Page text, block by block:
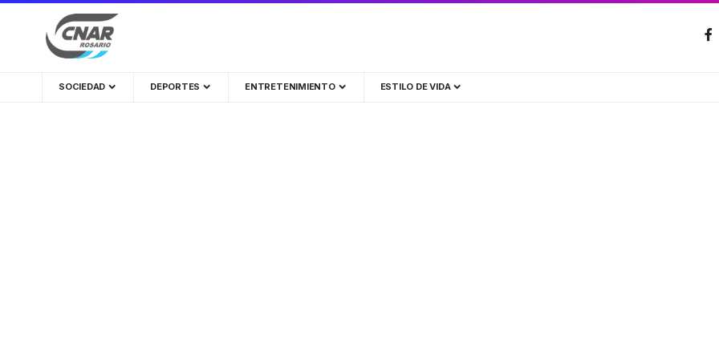
SOCIEDAD DEPORTES ENTRETENIMIENTO ESTILO DE VIDA